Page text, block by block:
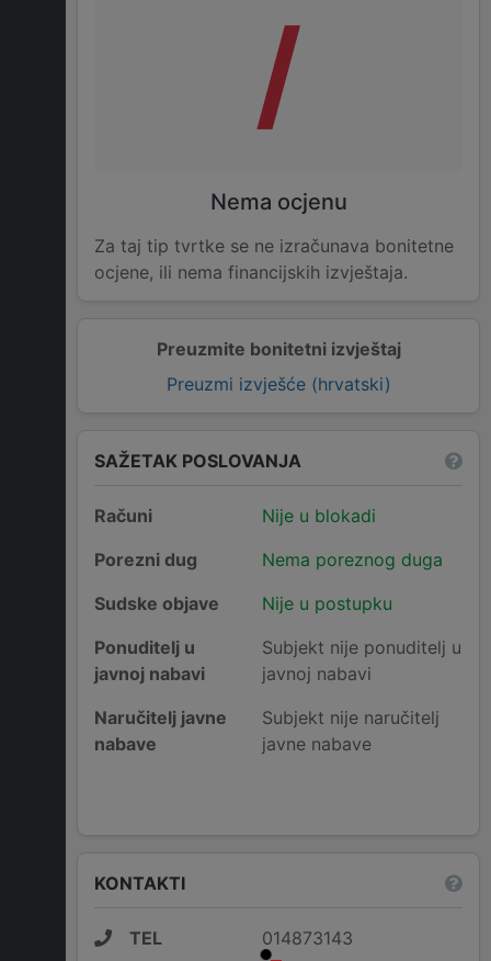
Preuzmite bonitetni izvještaj
Preuzmi izvješće (hrvatski)
/
Nema ocjenu
Za taj tip tvrtke se ne izračunava bonitetne
ocjene, ili nema financijskih izvještaja.
SAŽETAK POSLOVANJA
Računi
Nije u blokadi
Porezni dug
Nema poreznog duga
Sudske objave
Nije u postupku
Ponuditelj u
javnoj nabavi
Subjekt nije ponuditelj u
javnoj nabavi
Naručitelj javne
nabave
Subjekt nije naručitelj
javne nabave
KONTAKTI
TEL
014873143